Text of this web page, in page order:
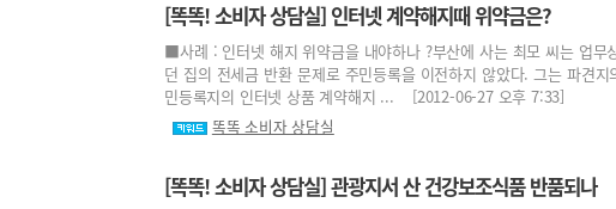
[똑똑! 소비자 상담실] 인터넷 계약해지때 위약금은?
■사례 : 인터넷 해지 위약금을 내야하나 ?부산에 사는 최모 씨는 업
던 집의 전세금 반환 문제로 주민등록을 이전하지 않았다. 그는 파견
민등록지의 인터넷 상품 계약해지 ... [2012-06-27 오후 7:33]
똑똑 소비자 상담실
[똑똑! 소비자 상담실] 관광지서 산 건강보조식품 반품되나